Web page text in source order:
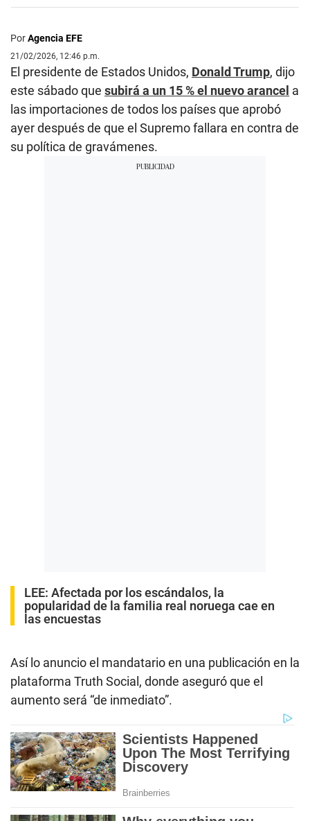
PorAgencia EFE
21/02/2026, 12:46 p.m.
El presidente de Estados Unidos, Donald Trump, dijo
este sábado que subirá a un 15 % el nuevo arancel a
las importaciones de todos los países que aprobó
ayer después de que el Supremo fallara en contra de
su política de gravámenes.
LEE: Afectada por los escándalos, la
popularidad de la familia real noruega cae en
las encuestas
Así lo anuncio el mandatario en una publicación en la
plataforma Truth Social, donde aseguró que el
aumento será “de inmediato”.